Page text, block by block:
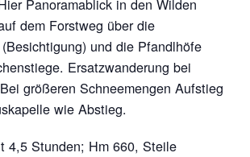
Panoramablick in den Wilden
dem Forstweg über die
und die Pfandlhöfe
Ersatzwanderung bei
größeren Schneemengen Aufstieg
wie Abstieg.
4,5 Stunden; Hm 660, Steile